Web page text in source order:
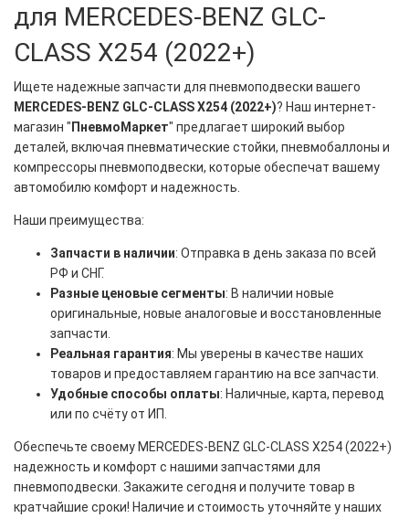
для MERCEDES-BENZ GLC-
CLASS X254 (2022+)
Ищете надежные запчасти для пневмоподвески вашего
MERCEDES-BENZ GLC-CLASS X254 (2022+)? Наш интернет-
магазин " ПневмоМаркет" предлагает широкий выбор
деталей, включая пневматические стойки, пневмобаллоны и
компрессоры пневмоподвески, которые обеспечат вашему
автомобилю комфорт и надежность.
Наши преимущества:
Запчасти в наличии: Отправка в день заказа по всей
РФ и СНГ.
Разные ценовые сегменты: В наличии новые
оригинальные, новые аналоговые и восстановленные
запчасти.
Реальная гарантия: Мы уверены в качестве наших
товаров и предоставляем гарантию на все запчасти.
Удобные способы оплаты: Наличные, карта, перевод
или по счёту от ИП.
Обеспечьте своему MERCEDES-BENZ GLC-CLASS X254 (2022+)
надежность и комфорт с нашими запчастями для
пневмоподвески. Закажите сегодня и получите товар в
кратчайшие сроки! Наличие и стоимость уточняйте у наших